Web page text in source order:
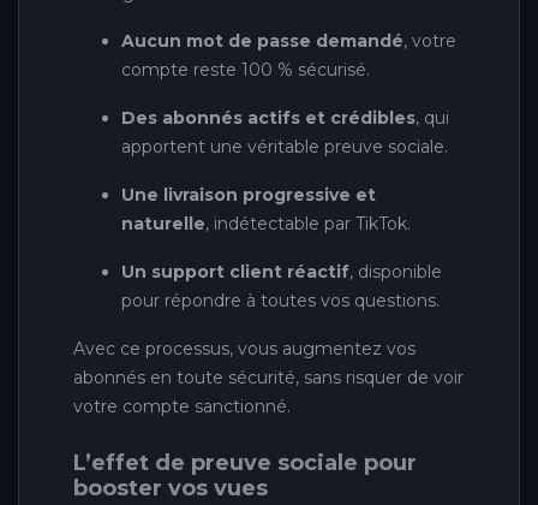
Aucun mot de passe demandé, votre
compte reste 100 % sécurisé.
Des abonnés actifs et crédibles, qui
apportent une véritable preuve sociale.
Une livraison progressive et
naturelle, indétectable par TikTok.
Un support client réactif, disponible
pour répondre à toutes vos questions.
Avec ce processus, vous augmentez vos
abonnés en toute sécurité, sans risquer de voir
votre compte sanctionné.
L’effet de preuve sociale pour
booster vos vues